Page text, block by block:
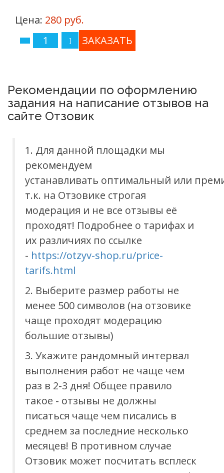
Цена: 280 руб.
Рекомендации по оформлению
задания на написание отзывов на
сайте Отзовик
1. Для данной площадки мы
рекомендуем
устанавливать оптимальный или
т.к. на Отзовике строгая
модерация и не все отзывы её
проходят! Подробнее о тарифах и
их различиях по ссылке
- https://otzyv-shop.ru/price-
tarifs.html
2. Выберите размер работы не
менее 500 символов (на отзовике
чаще проходят модерацию
большие отзывы)
3. Укажите рандомный интервал
выполнения работ не чаще чем
раз в 2-3 дня! Общее правило
такое - отзывы не должны
писаться чаще чем писались в
среднем за последние несколько
месяцев! В противном случае
Отзовик может посчитать всплеск